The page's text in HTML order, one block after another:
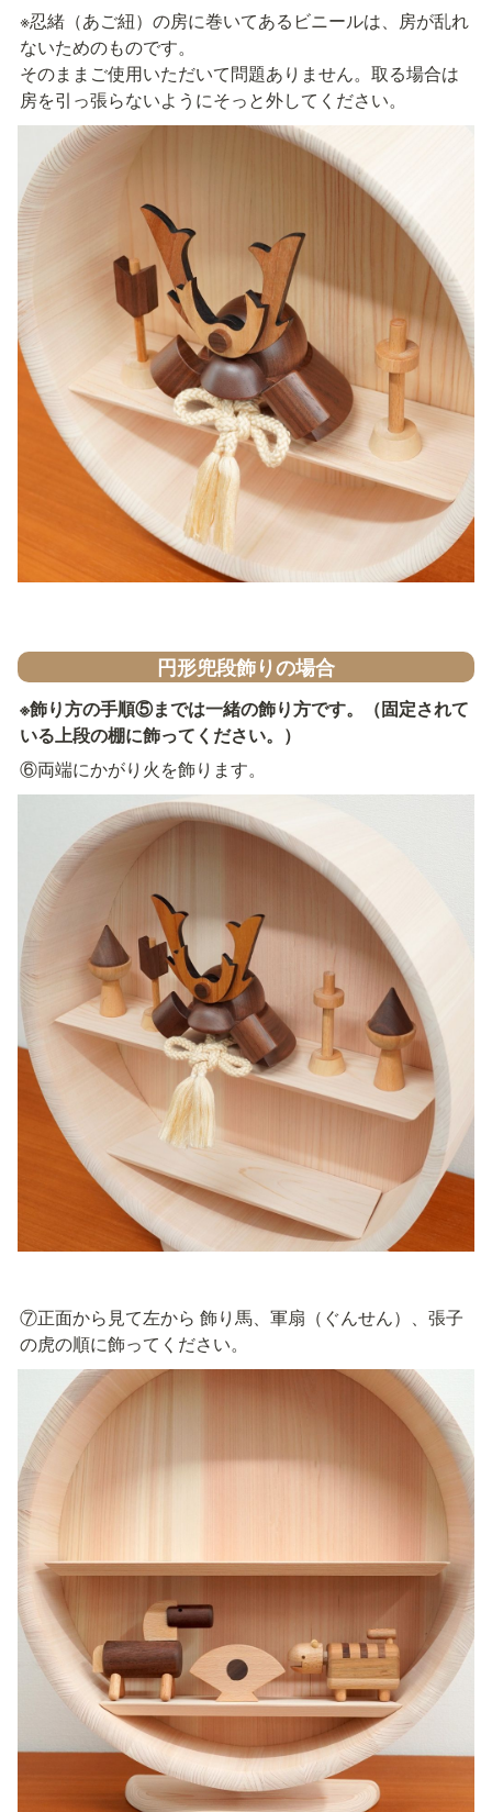
※忍緒（あご紐）の房に巻いてあるビニールは、房が乱れ
ないためのものです。
そのままご使用いただいて問題ありません。取る場合は
房を引っ張らないようにそっと外してください。
円形兜段飾りの場合
※飾り方の手順⑤までは一緒の飾り方です。（固定されて
いる上段の棚に飾ってください。）
⑥両端にかがり火を飾ります。
⑦正面から見て左から 飾り馬、軍扇（ぐんせん）、張子
の虎の順に飾ってください。